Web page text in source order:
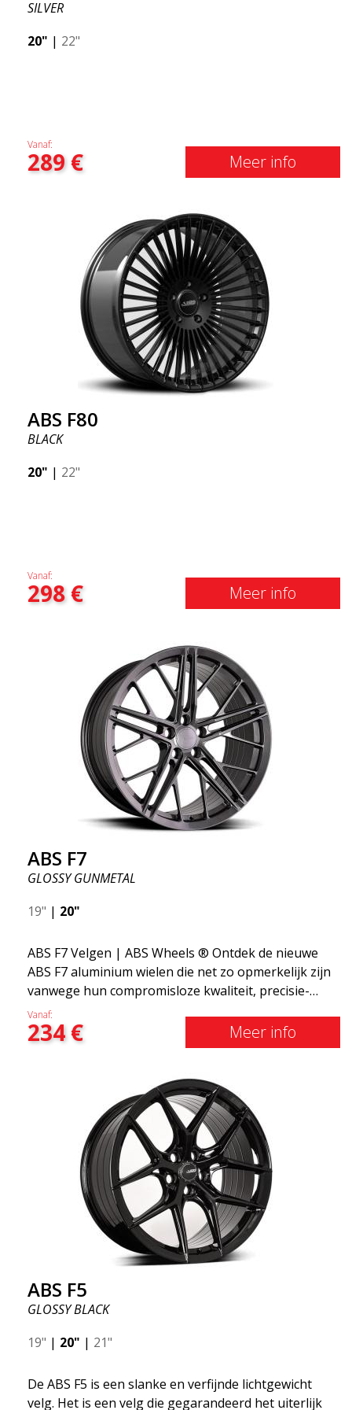
SILVER
20" | 22"
Vanaf:
289€ Meer info
ABS F80
BLACK
20" | 22"
Vanaf:
298€ Meer info
ABS F7
GLOSSY GUNMETAL
19" | 20"
ABS F7 Velgen | ABS Wheels ® Ontdek de nieuwe
ABS F7 aluminium wielen die net zo opmerkelijk zijn
vanwege hun compromisloze kwaliteit, precisie-
engineering en flowvormende productieproces als
vanwege hun verbluffende ontwerp. De velgen
hebben een uniek ontwerp met spaken in 5
Vanaf:
234€ Meer info
ABS F5
GLOSSY BLACK
19" | 20" | 21"
De ABS F5 is een slanke en verfijnde lichtgewicht
velg. Het is een velg die gegarandeerd het uiterlijk